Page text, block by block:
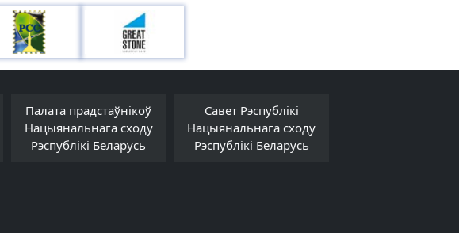
Палата прадстаўнікоў
Нацыянальнага сходу
Рэспублікі Беларусь
Савет Рэспублікі
Нацыянальнага сходу
Рэспублікі Беларусь